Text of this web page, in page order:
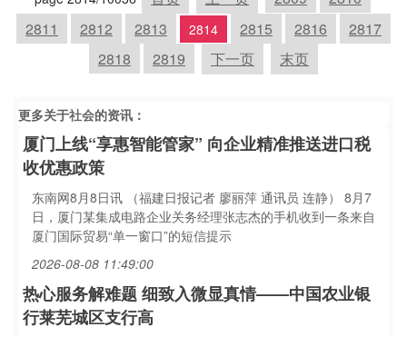
2811
2812 2813 2814 2815 2816
2817
2818
2819 下一页 末页
更多关于社会的资讯：
厦门上线“享惠智能管家” 向企业精准推送进口税
收优惠政策
东南网8月8日讯 （福建日报记者 廖丽萍 通讯员 连静） 8月7
日，厦门某集成电路企业关务经理张志杰的手机收到一条来自
厦门国际贸易“单一窗口”的短信提示
2026-08-08 11:49:00
热心服务解难题 细致入微显真情——中国农业银
行莱芜城区支行高